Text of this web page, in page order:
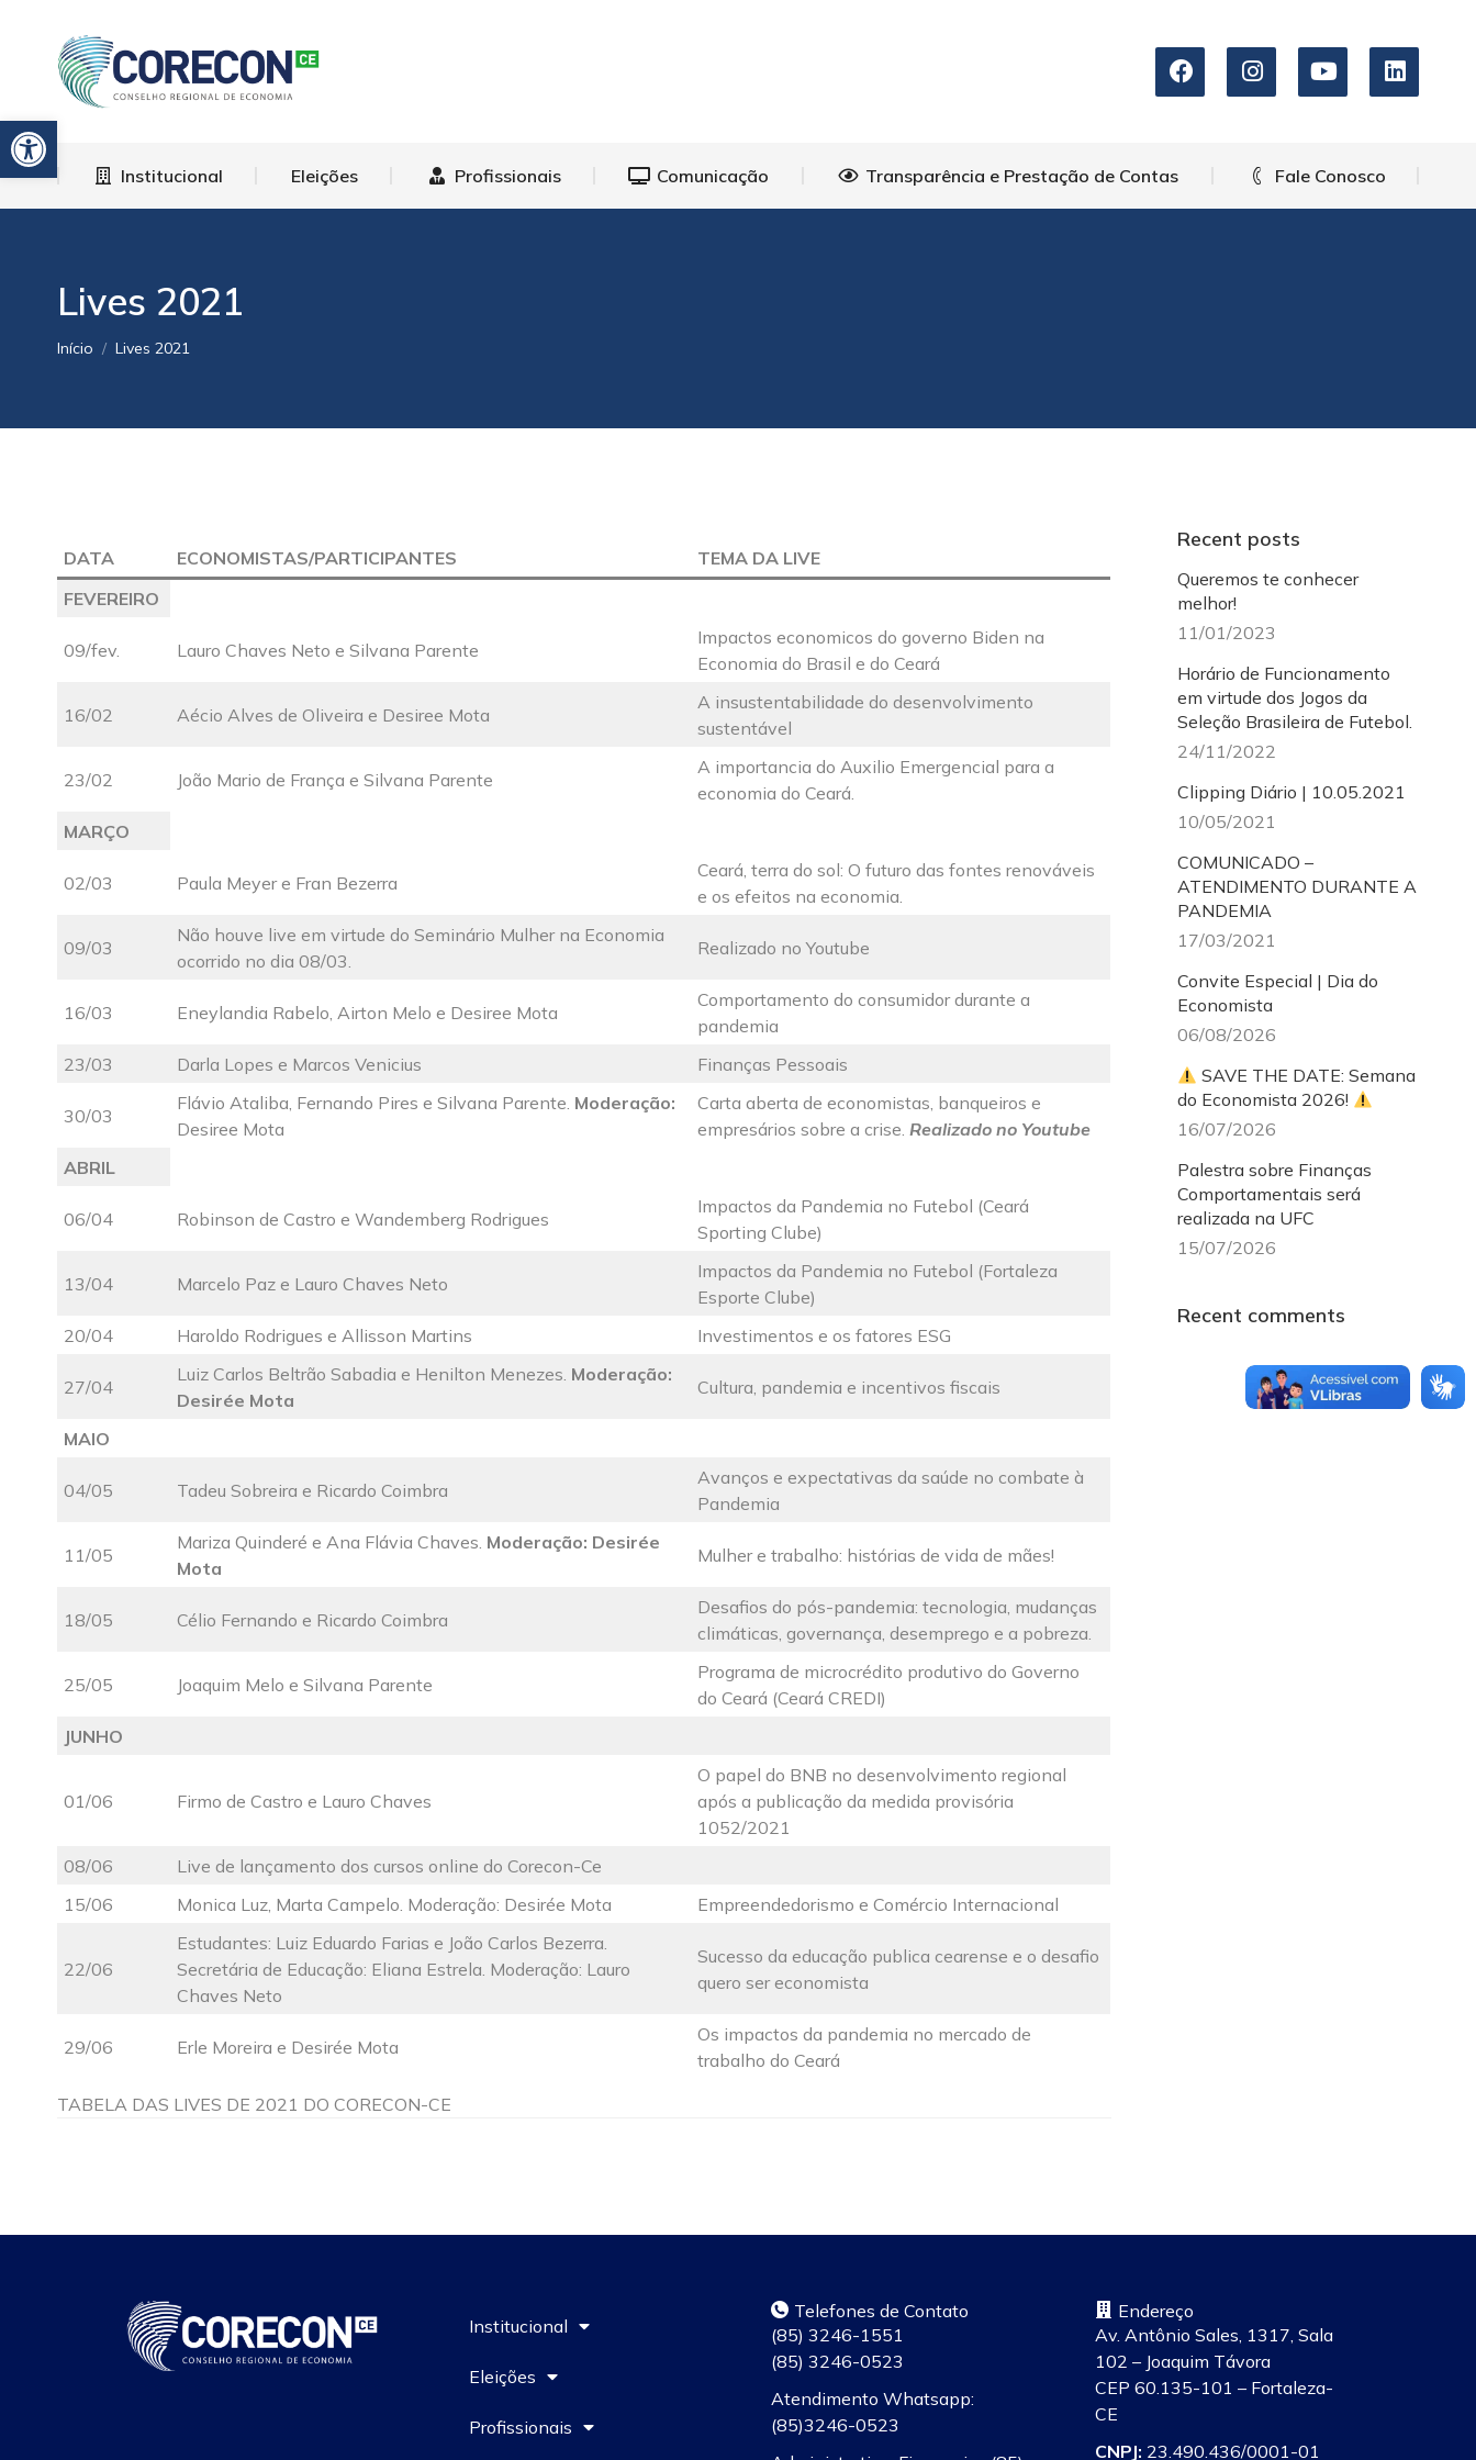
Barra de Ferramentas Aberta
Institucional Eleições Profissionais Comunicação Transparência e Prestação de Contas Fale Conosco
Lives 2021
Você está aqui:
Início Lives 2021
DATA ECONOMISTAS/PARTICIPANTES
TEMA DA LIVE
FEVEREIRO
09/fev. Lauro Chaves Neto e Silvana Parente
Impactos economicos do governo Biden na
Economia do Brasil e do Ceará
16/02 Aécio Alves de Oliveira e Desiree Mota
A insustentabilidade do desenvolvimento
sustentável
23/02 João Mario de França e Silvana Parente
A importancia do Auxilio Emergencial para a
economia do Ceará.
MARÇO
02/03 Paula Meyer e Fran Bezerra
Ceará, terra do sol: O futuro das fontes renováveis
e os efeitos na economia.
09/03
Não houve live em virtude do Seminário Mulher na Economia
ocorrido no dia 08/03.
Realizado no Youtube
16/03 Eneylandia Rabelo, Airton Melo e Desiree Mota
Comportamento do consumidor durante a
pandemia
23/03
Darla Lopes e Marcos Venicius Finanças Pessoais
30/03
Flávio Ataliba, Fernando Pires e Silvana Parente. Moderação:
Desiree Mota
Carta aberta de economistas, banqueiros e
empresários sobre a crise. Realizado no Youtube
ABRIL
06/04 Robinson de Castro e Wandemberg Rodrigues
Impactos da Pandemia no Futebol (Ceará
Sporting Clube)
13/04 Marcelo Paz e Lauro Chaves Neto
Impactos da Pandemia no Futebol (Fortaleza
Esporte Clube)
20/04
Haroldo Rodrigues e Allisson Martins Investimentos e os fatores ESG
27/04
Luiz Carlos Beltrão Sabadia e Henilton Menezes. Moderação:
Desirée Mota
Cultura, pandemia e incentivos fiscais
MAIO
04/05 Tadeu Sobreira e Ricardo Coimbra
Avanços e expectativas da saúde no combate à
Pandemia
11/05
Mariza Quinderé e Ana Flávia Chaves. Moderação: Desirée
Mota
Mulher e trabalho: histórias de vida de mães!
18/05 Célio Fernando e Ricardo Coimbra
Desafios do pós-pandemia: tecnologia, mudanças
climáticas, governança, desemprego e a pobreza.
25/05 Joaquim Melo e Silvana Parente
Programa de microcrédito produtivo do Governo
do Ceará (Ceará CREDI)
JUNHO
01/06 Firmo de Castro e Lauro Chaves
O papel do BNB no desenvolvimento regional
após a publicação da medida provisória
1052/2021
08/06
Live de lançamento dos cursos online do Corecon-Ce
15/06
Monica Luz, Marta Campelo. Moderação: Desirée Mota Empreendedorismo e Comércio Internacional
22/06
Estudantes: Luiz Eduardo Farias e João Carlos Bezerra.
Secretária de Educação: Eliana Estrela. Moderação: Lauro
Chaves Neto
Sucesso da educação publica cearense e o desafio
quero ser economista
29/06 Erle Moreira e Desirée Mota
Os impactos da pandemia no mercado de
trabalho do Ceará
TABELA DAS LIVES DE 2021 DO CORECON-CE
Recent posts
Queremos te conhecer
melhor!
11/01/2023
Horário de Funcionamento
em virtude dos Jogos da
Seleção Brasileira de Futebol.
24/11/2022
Clipping Diário | 10.05.2021
10/05/2021
COMUNICADO –
ATENDIMENTO DURANTE A
PANDEMIA
17/03/2021
Convite Especial | Dia do
Economista
06/08/2026
SAVE THE DATE: Semana
do Economista 2026!
16/07/2026
Palestra sobre Finanças
Comportamentais será
realizada na UFC
15/07/2026
Recent comments
Institucional
Eleições
Profissionais
Telefones de Contato
(85) 3246-1551
(85) 3246-0523
Atendimento Whatsapp:
(85)3246-0523
Endereço
Av. Antônio Sales, 1317, Sala
102 – Joaquim Távora
CEP 60.135-101 – Fortaleza-
CE
CNPJ: 23.490.436/0001-01